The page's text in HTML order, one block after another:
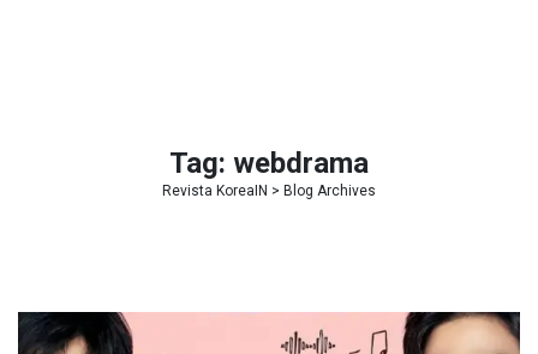
Tag: webdrama
Revista KoreaIN > Blog Archives